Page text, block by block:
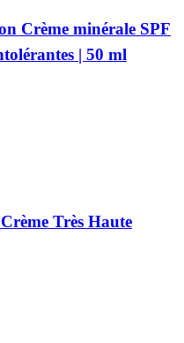
Crème minérale SPF
| 50 ml
Très Haute